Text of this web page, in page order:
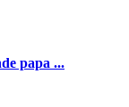
papa ...